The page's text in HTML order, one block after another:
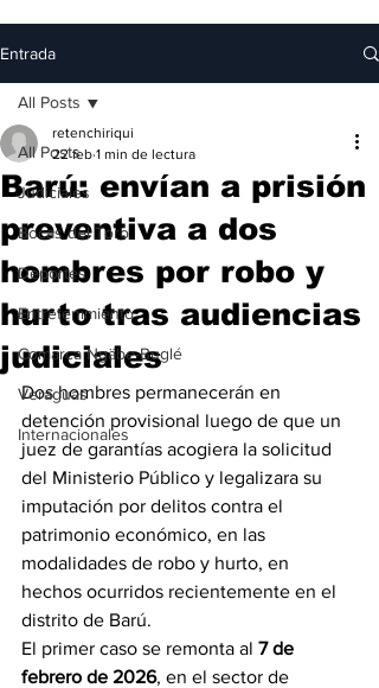
Entrada
All Posts
Judiciales
Bocas del Toro
Deportes
Entretenimiento
Comarca Ngäbe-Buglé
Veraguas
Internacionales
All Posts
Barú: envían a prisión
preventiva a dos
hombres por robo y
hurto tras audiencias
judiciales
retenchiriqui
22 feb 1 min de lectura
Dos hombres permanecerán en
detención provisional luego de que un
juez de garantías acogiera la solicitud
del Ministerio Público y legalizara su
imputación por delitos contra el
patrimonio económico, en las
modalidades de robo y hurto, en
hechos ocurridos recientemente en el
distrito de Barú.
El primer caso se remonta al 7 de
febrero de 2026, en el sector de